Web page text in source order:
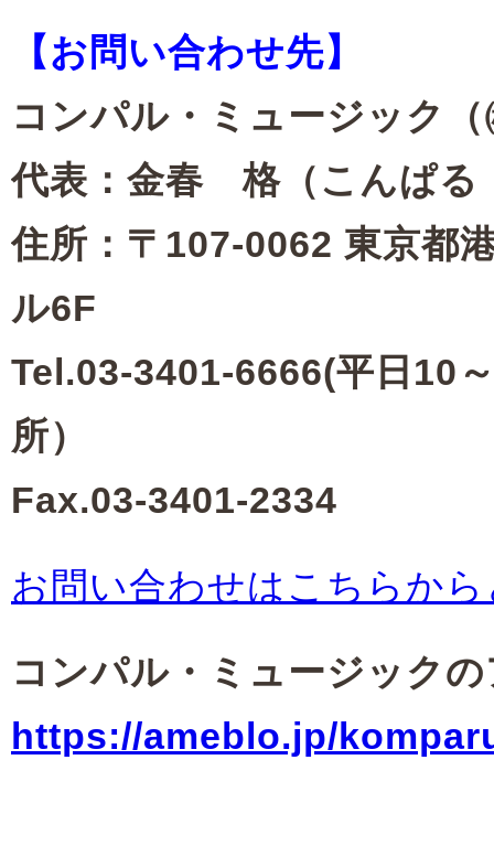
【お問い合わせ先】
コンパル・ミュージック
代表：金春 格（こんぱ
住所：〒107-0062 東京都
ル6F
Tel.03-3401-6666(平日10
所）
Fax.03-3401-2334
お問い合わせはこちらか
コンパル・ミュージック
https://ameblo.jp/